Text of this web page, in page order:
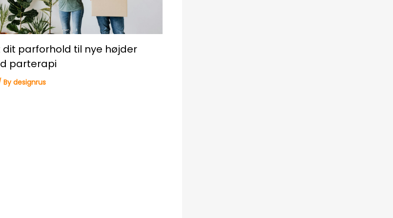
dit parforhold til nye højder
parterapi
designrus